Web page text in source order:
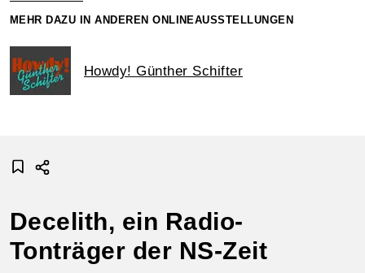
MEHR DAZU IN ANDEREN ONLINEAUSSTELLUNGEN
Howdy! Günther Schifter
Decelith, ein Radio-
Tonträger der NS-Zeit